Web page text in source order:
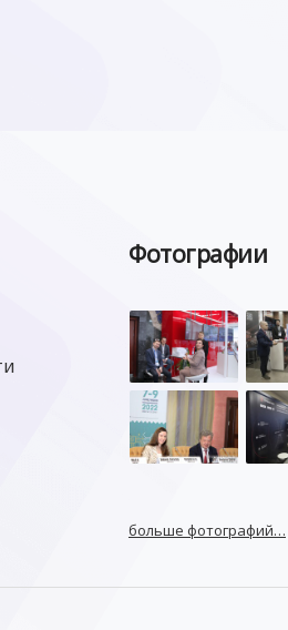
Фотографии
больше фотографий…